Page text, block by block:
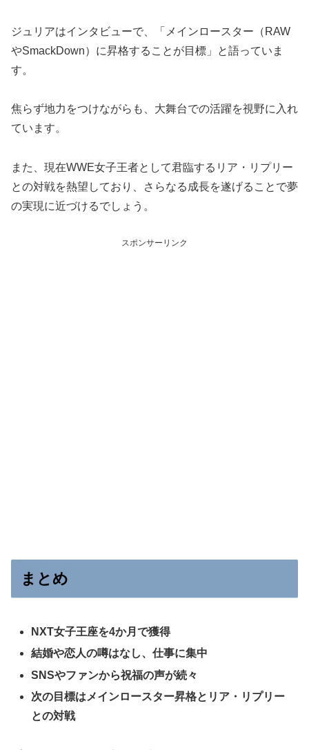
ジュリアはインタビューで、「メインロースター（RAW
やSmackDown）に昇格することが目標」と語っていま
す。
焦らず地力をつけながらも、大舞台での活躍を視野に入れ
ています。
また、現在WWE女子王者として君臨するリア・リプリー
との対戦を熱望しており、さらなる成長を遂げることで夢
の実現に近づけるでしょう。
スポンサーリンク
まとめ
NXT女子王座を4か月で獲得
結婚や恋人の噂はなし、仕事に集中
SNSやファンから祝福の声が続々
次の目標はメインロースター昇格とリア・リプリー
との対戦